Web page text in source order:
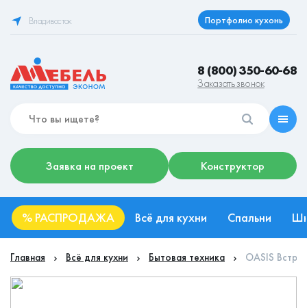
Владивосток Портфолио кухонь
8 (800) 350-60-68
Заказать звонок
Заявка на проект Конструктор
% РАСПРОДАЖА Всё для кухни Спальни
Главная Всё для кухни Бытовая техника OASIS